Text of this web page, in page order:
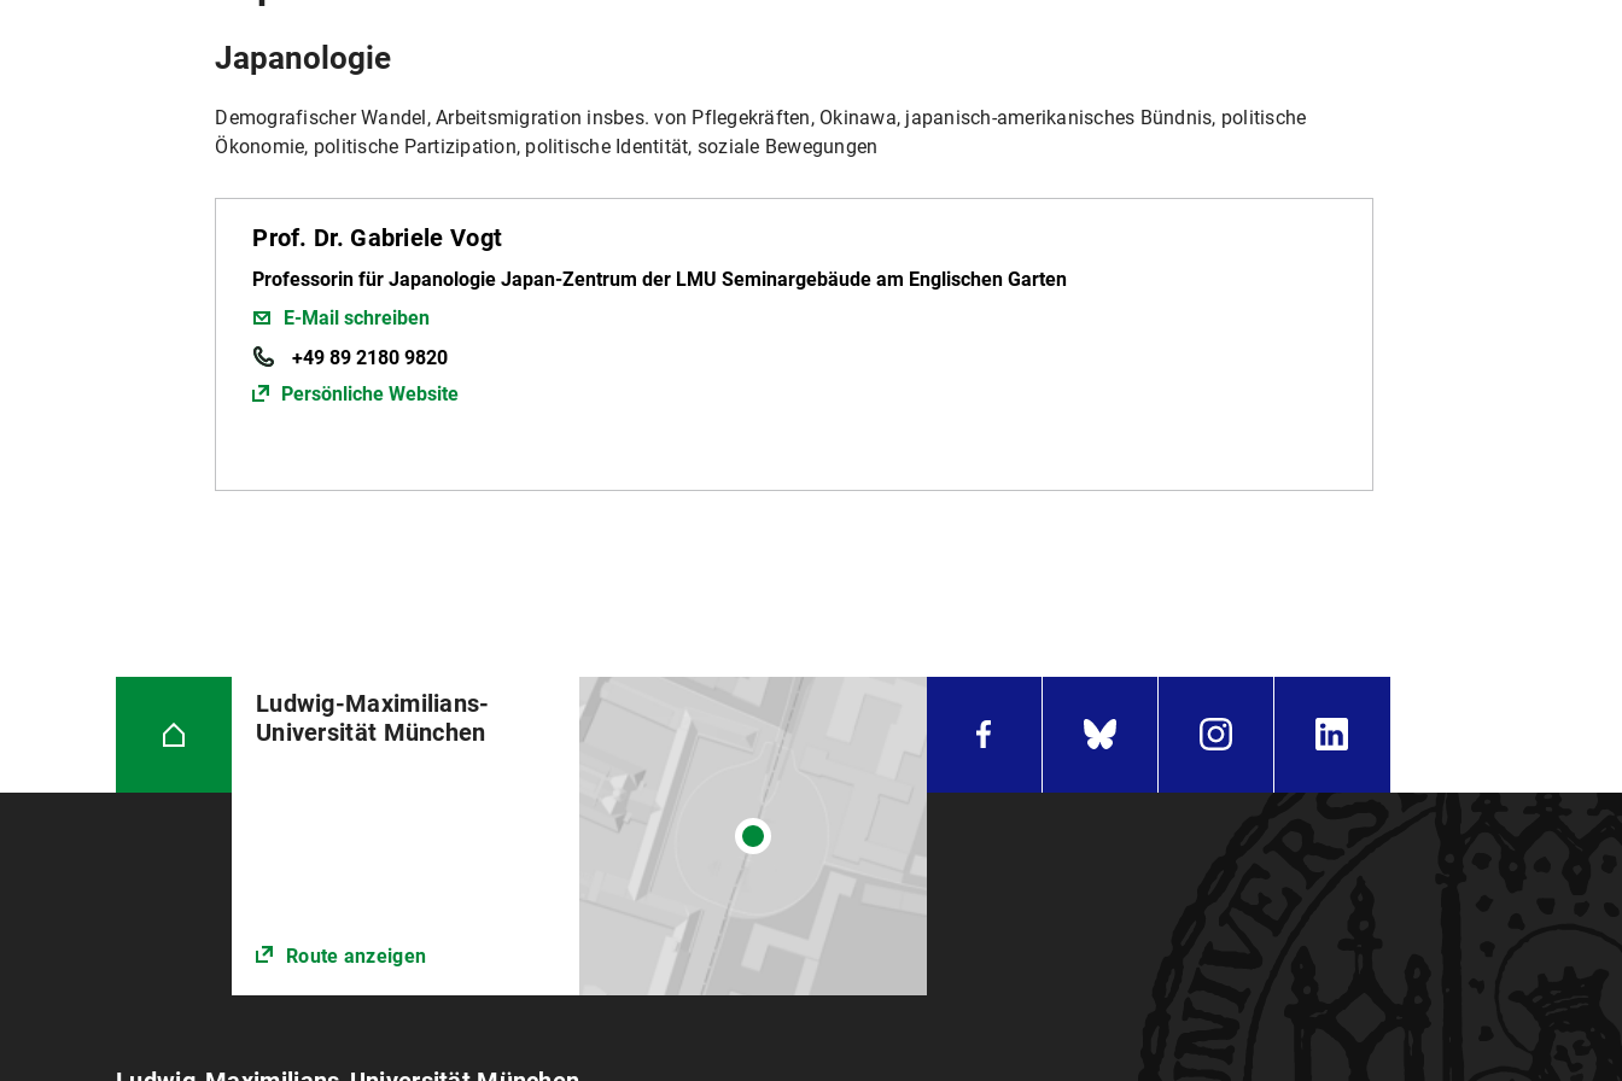
Japanologie
Demografischer Wandel, Arbeitsmigration insbes. von Pflegekräften, Okinawa, japanisch-amerikanisches Bündnis, politische
Ökonomie, politische Partizipation, politische Identität, soziale Bewegungen
Prof. Dr. Gabriele Vogt
Professorin für Japanologie Japan-Zentrum der LMU Seminargebäude am Englischen Garten
E-Mail schreiben
+49 89 2180 9820
Persönliche Website
Ludwig-Maximilians-
Universität München
Route anzeigen